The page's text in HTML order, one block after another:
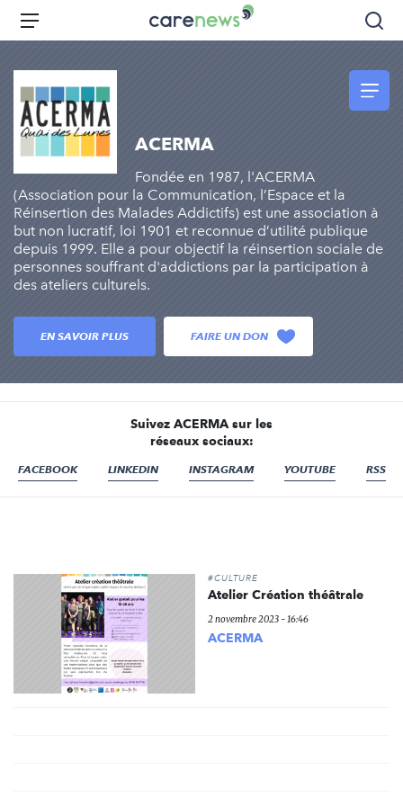
Aller
principal
Carenews,
Le
l'engagement
Menu
ACERMA
Fondée en 1987, l'ACERMA
(Association pour la Communication, l’Espace et la
Réinsertion des Malades Addictifs) est une association à
but non lucratif, loi 1901 et reconnue d’utilité publique
depuis 1999. Elle a pour objectif la réinsertion sociale de
personnes souffrant d'addictions par la participation à
des ateliers culturels.
EN SAVOIR PLUS FAIRE UN DON
Suivez ACERMA sur les
réseaux sociaux:
FACEBOOK LINKEDIN INSTAGRAM YOUTUBE RSS
#CULTURE
Atelier Création théâtrale
2 novembre 2023 - 16:46
ACERMA